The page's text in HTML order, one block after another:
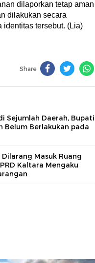
dilaporkan tetap aman
dilakukan secara
identitas tersebut. (Lia)
Share
Sejumlah Daerah, Bupati
Belum Berlakukan pada
Masuk Ruang
Kaltara Mengaku